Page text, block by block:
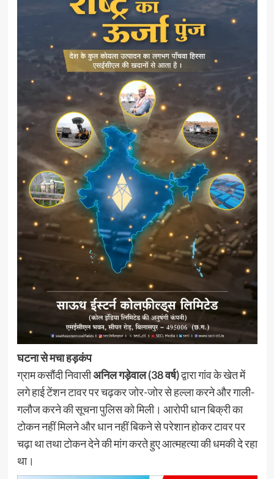
घटना से मचा हड़कंप
ग्राम कसौंदी निवासीअनिल गड़ेवाल (38 वर्ष)द्वारा गांव के खेत में
लगे हाई टेंशन टावर पर चढ़कर जोर-जोर से हल्ला करने और गाली-
गलौज करने की सूचना पुलिस को मिली। आरोपी धान बिक्री का
टोकन नहीं मिलने और धान नहीं बिकने से परेशान होकर टावर पर
चढ़ा था तथा टोकन देने की मांग करते हुए आत्महत्या की धमकी दे रहा
था।